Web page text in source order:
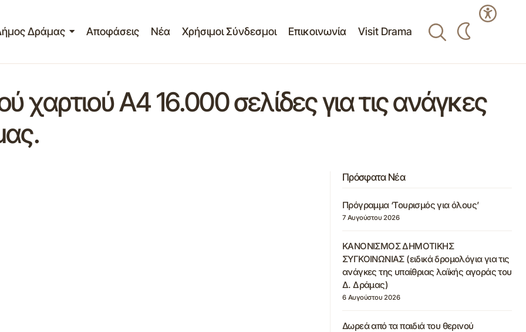
Δράμας Αποφάσεις Νέα Χρήσιμοι Σύνδεσμοι Επικοινωνία Visit Drama
χαρτιού Α4 16.000 σελίδες για τις ανάγκες
Πρόσφατα Νέα
Πρόγραμμα ‘Τουρισμός για όλους’
7 Αυγούστου 2026
ΚΑΝΟΝΙΣΜΟΣ ΔΗΜΟΤΙΚΗΣ
ΣΥΓΚΟΙΝΩΝΙΑΣ (ειδικά δρομολόγια για τις
ανάγκες της υπαίθριας λαϊκής αγοράς του
Δ. Δράμας)
6 Αυγούστου 2026
Δωρεά από τα παιδιά του θερινού